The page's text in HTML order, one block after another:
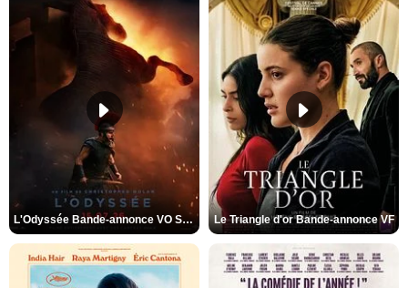
L'Odyssée Bande-annonce VO STFR Le Triangle d'or Bande-annonce VF